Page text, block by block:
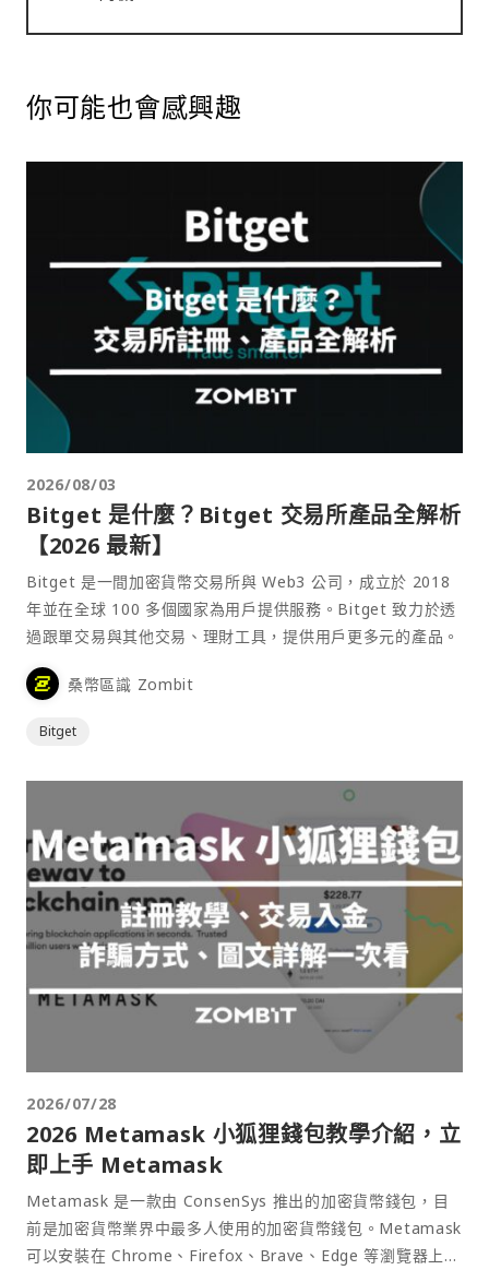
你可能也會感興趣
2026/08/03
Bitget 是什麼？Bitget 交易所產品全解析
【2026 最新】
Bitget 是一間加密貨幣交易所與 Web3 公司，成立於 2018
年並在全球 100 多個國家為用戶提供服務。Bitget 致力於透
過跟單交易與其他交易、理財工具，提供用戶更多元的產品。
桑幣區識 Zombit
Bitget
2026/07/28
2026 Metamask 小狐狸錢包教學介紹，立
即上手 Metamask
Metamask 是一款由 ConsenSys 推出的加密貨幣錢包，目
前是加密貨幣業界中最多人使用的加密貨幣錢包。Metamask
可以安裝在 Chrome、Firefox、Brave、Edge 等瀏覽器上作